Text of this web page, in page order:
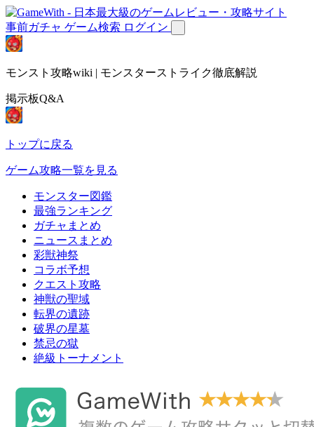
事前ガチャ ゲーム検索 ログイン
モンスト攻略wiki | モンスターストライク徹底解説
掲示板Q&A
トップに戻る
ゲーム攻略一覧を見る
モンスター図鑑
最強ランキング
ガチャまとめ
ニュースまとめ
彩獣神祭
コラボ予想
クエスト攻略
神獣の聖域
転界の遺跡
破界の星墓
禁忌の獄
絶級トーナメント